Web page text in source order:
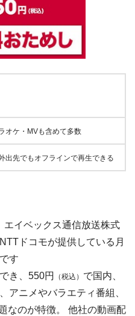
オケ・MVも含めて多数
出先でもオフラインで再生できる
イベックス通信放送株式
ドコモが提供している月
す
き、550円
（税込） で国内、
アニメやバラエティ番組、
なのが特徴。 他社の動画配